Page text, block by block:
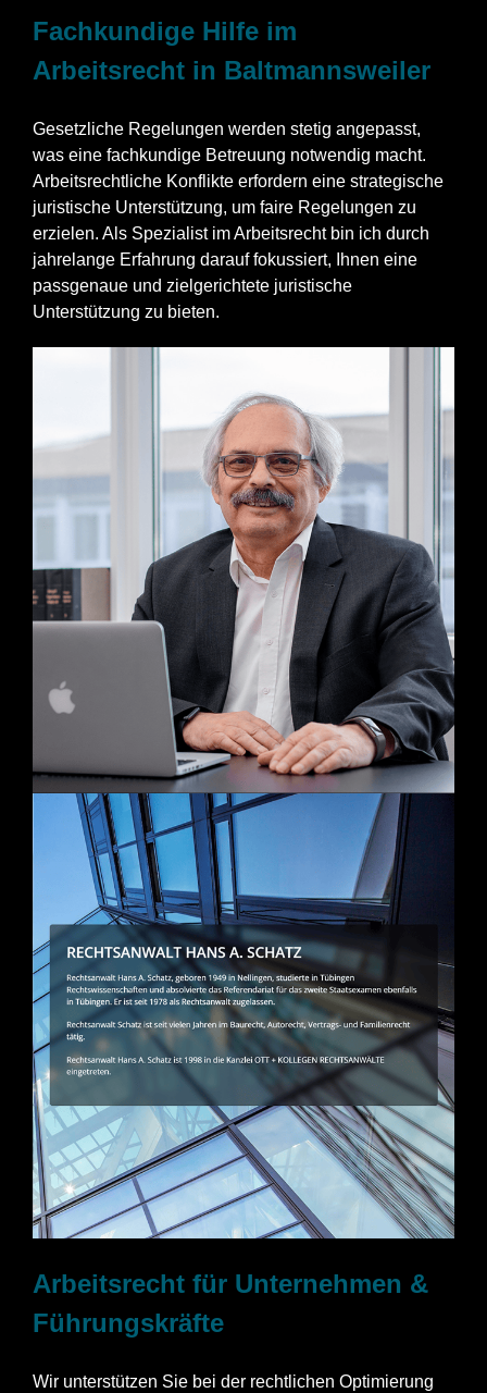
Fachkundige Hilfe im
Arbeitsrecht in Baltmannsweiler
Gesetzliche Regelungen werden stetig angepasst,
was eine fachkundige Betreuung notwendig macht.
Arbeitsrechtliche Konflikte erfordern eine strategische
juristische Unterstützung, um faire Regelungen zu
erzielen. Als Spezialist im Arbeitsrecht bin ich durch
jahrelange Erfahrung darauf fokussiert, Ihnen eine
passgenaue und zielgerichtete juristische
Unterstützung zu bieten.
Arbeitsrecht für Unternehmen &
Führungskräfte
Wir unterstützen Sie bei der rechtlichen Optimierung